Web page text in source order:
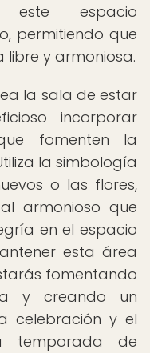
este espacio
permitiendo que
y armoniosa.
la sala de estar
incorporar
fomenten la
la simbología
o las flores,
armonioso que
en el espacio
esta área
fomentando
y creando un
celebración y el
temporada de